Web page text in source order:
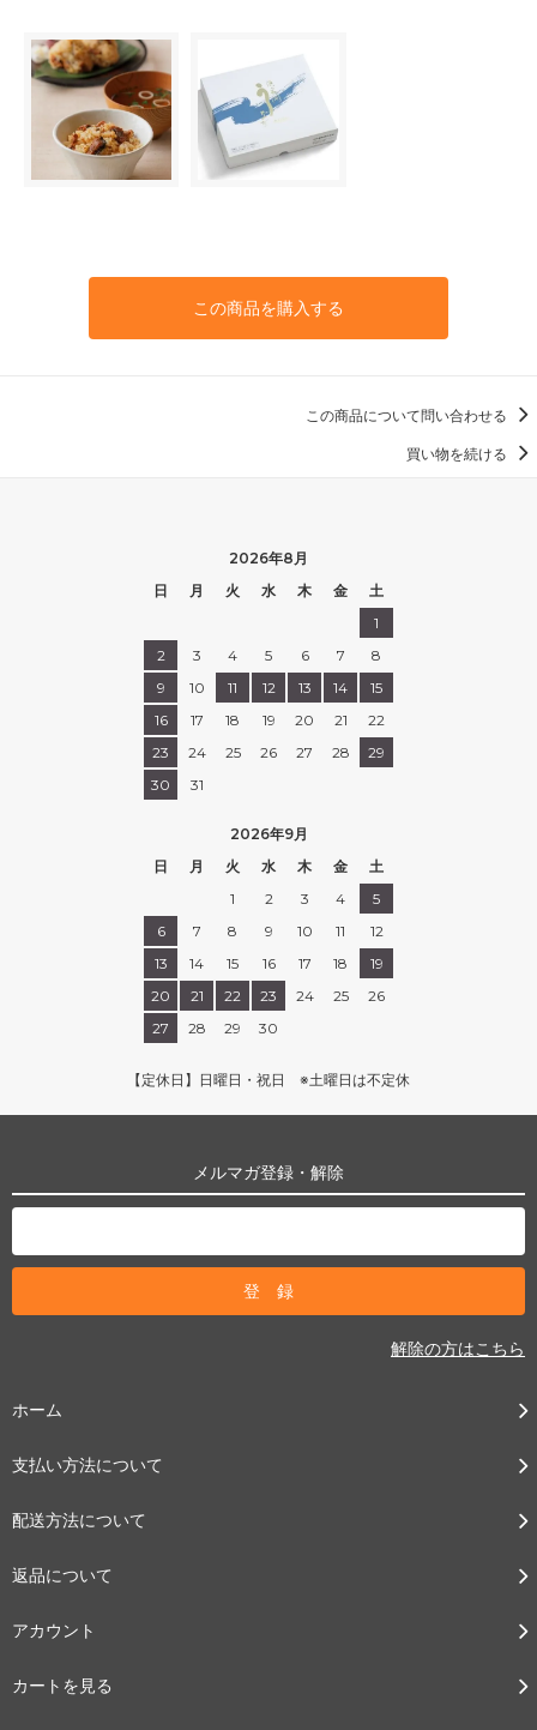
この商品を購入する
この商品について問い合わせる
買い物を続ける
2026年8月
日
月 火 水 木 金
土
1
2
3 4 5 6 7
8
9
10 11 12 13 14
15
16
17 18 19 20 21
22
23
24 25 26 27 28
29
30
31
2026年9月
日
月 火 水 木 金
土
1
2 3 4
5
6
7 8 9 10 11
12
13
14 15 16 17 18
19
20
21 22 23 24 25
26
27
28 29 30
【定休日】日曜日・祝日 ※土曜日は不定休
メルマガ登録・解除
解除の方はこちら
ホーム
支払い方法について
配送方法について
返品について
アカウント
カートを見る